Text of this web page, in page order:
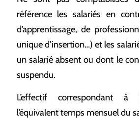
référence les salariés en
d’apprentissage, de
unique d’insertion…) et les
un salarié absent ou dont le
suspendu.
L’effectif correspondant à
l’équivalent temps mensuel du